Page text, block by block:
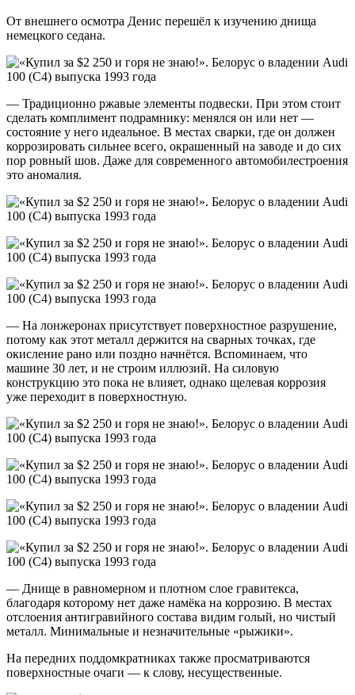
От внешнего осмотра Денис перешёл к изучению днища
немецкого седана.
— Традиционно ржавые элементы подвески. При этом стоит
сделать комплимент подрамнику: менялся он или нет —
состояние у него идеальное. В местах сварки, где он должен
коррозировать сильнее всего, окрашенный на заводе и до сих
пор ровный шов. Даже для современного автомобилестроения
это аномалия.
— На лонжеронах присутствует поверхностное разрушение,
потому как этот металл держится на сварных точках, где
окисление рано или поздно начнётся. Вспоминаем, что
машине 30 лет, и не строим иллюзий. На силовую
конструкцию это пока не влияет, однако щелевая коррозия
уже переходит в поверхностную.
— Днище в равномерном и плотном слое гравитекса,
благодаря которому нет даже намёка на коррозию. В местах
отслоения антигравийного состава видим голый, но чистый
металл. Минимальные и незначительные «рыжики».
На передних поддомкратниках также просматриваются
поверхностные очаги — к слову, несущественные.